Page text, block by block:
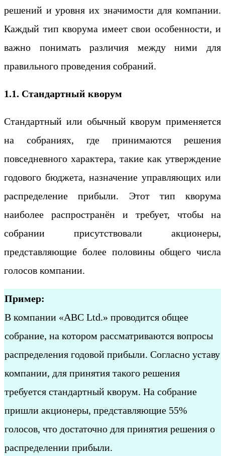
решений и уровня их значимости для компании.
Каждый тип кворума имеет свои особенности, и
важно понимать различия между ними для
правильного проведения собраний.
1.1. Стандартный кворум
Стандартный или обычный кворум применяется
на собраниях, где принимаются решения
повседневного характера, такие как утверждение
годового бюджета, назначение управляющих или
распределение прибыли. Этот тип кворума
наиболее распространён и требует, чтобы на
собрании присутствовали акционеры,
представляющие более половины общего числа
голосов компании.
Пример:
В компании «ABC Ltd.» проводится общее
собрание, на котором рассматриваются вопросы
распределения годовой прибыли. Согласно уставу
компании, для принятия такого решения
требуется стандартный кворум. На собрание
пришли акционеры, представляющие 55%
голосов, что достаточно для принятия решения о
распределении прибыли.